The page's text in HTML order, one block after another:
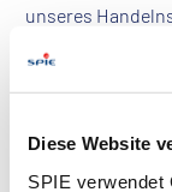
Diese Website
SPIE verwendet
unseres
mich sehr.
Das gilt auch für